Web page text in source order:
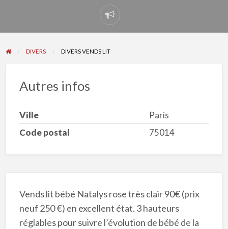
Signaler
un
problème
DIVERS DIVERS VENDS LIT
Autres infos
Ville
Paris
Code postal
75014
Vends lit bébé Natalys rose très clair 90€ (prix
neuf 250 €) en excellent état. 3 hauteurs
réglables pour suivre l’évolution de bébé de la